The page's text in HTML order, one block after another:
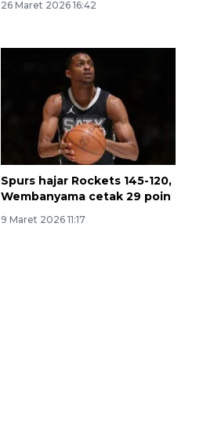
26 Maret 2026 16:42
Spurs hajar Rockets 145-120,
Wembanyama cetak 29 poin
9 Maret 2026 11:17